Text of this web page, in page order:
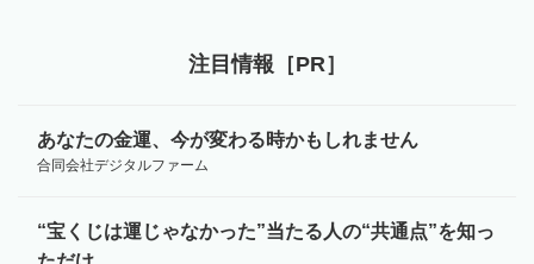
注目情報［PR］
あなたの金運、今が変わる時かもしれません
合同会社デジタルファーム
“宝くじは運じゃなかった”当たる人の“共通点”を知っ